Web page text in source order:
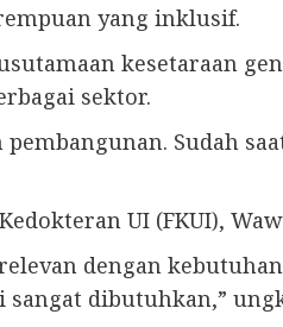
yang inklusif.
kesetaraan
sektor.
Sudah
UI (FKUI),
dengan
dibutuhkan,”